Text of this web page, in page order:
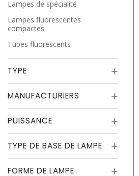
Lampes de spécialité
Lampes fluorescentes
compactes
Tubes fluorescents
TYPE
MANUFACTURIERS
PUISSANCE
TYPE DE BASE DE LAMPE
FORME DE LAMPE